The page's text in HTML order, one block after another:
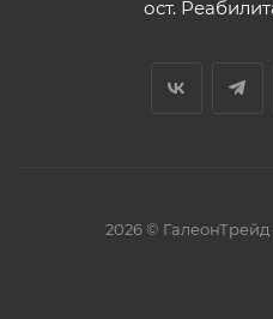
ост.
2026 ©